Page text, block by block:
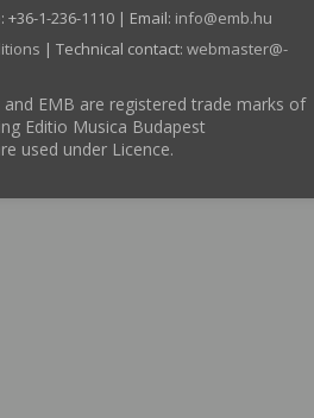
+36-1-236-1110 | Email: info­@­emb.hu
| Technical contact: webmaster­@­
EMB are registered trade marks of
Editio Musica Budapest
used under Licence.